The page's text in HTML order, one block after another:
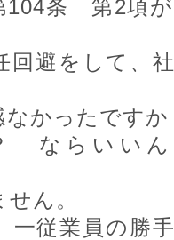
104条 第2項
回避をして、
なかったですか
ならいいん
ん。
一従業員の勝